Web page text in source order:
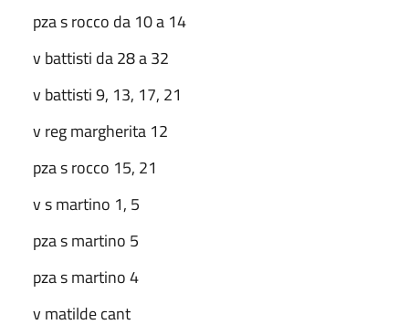
pza s rocco da 10 a 14
v battisti da 28 a 32
v battisti 9, 13, 17, 21
v reg margherita 12
pza s rocco 15, 21
v s martino 1, 5
pza s martino 5
pza s martino 4
v matilde cant